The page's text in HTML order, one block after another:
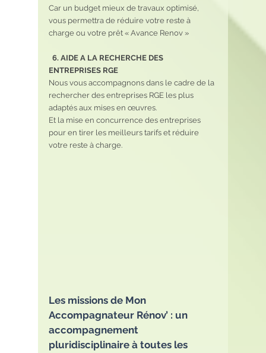
Car un budget mieux de travaux optimisé,
vous permettra de réduire votre reste à
charge ou votre prêt « Avance Renov »
ENTREPRISES RGE
Nous vous accompagnons dans le cadre de la
rechercher des entreprises RGE les plus
adaptés aux mises en œuvres.
Et la mise en concurrence des entreprises
pour en tirer les meilleurs tarifs et réduire
votre reste à charge.
Les missions de Mon
Accompagnateur Rénov’ : un
accompagnement
pluridisciplinaire à toutes les